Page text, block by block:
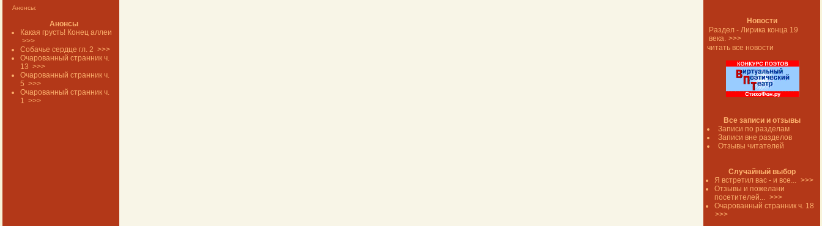
Новости
Раздел - Лирика конца 19
века. >>>
читать все новости
Все записи и отзывы
Записи по разделам
Записи вне разделов
Отзывы читателей
Случайный выбор
Я встретил вас - и все... >>>
Отзывы и пожелани
посетителей... >>>
Очарованный странник ч. 18
>>>
Анонсы:
Анонсы
Какая грусть! Конец аллеи
>>>
Собачье сердце гл. 2 >>>
Очарованный странник ч.
13 >>>
Очарованный странник ч.
5 >>>
Очарованный странник ч.
1 >>>